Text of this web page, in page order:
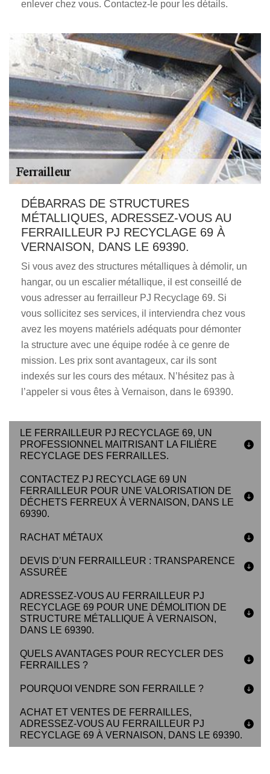
enlever chez vous. Contactez-le pour les détails.
DÉBARRAS DE STRUCTURES
MÉTALLIQUES, ADRESSEZ-VOUS AU
FERRAILLEUR PJ RECYCLAGE 69 À
VERNAISON, DANS LE 69390.
Si vous avez des structures métalliques à démolir, un
hangar, ou un escalier métallique, il est conseillé de
vous adresser au ferrailleur PJ Recyclage 69. Si
vous sollicitez ses services, il interviendra chez vous
avez les moyens matériels adéquats pour démonter
la structure avec une équipe rodée à ce genre de
mission. Les prix sont avantageux, car ils sont
indexés sur les cours des métaux. N’hésitez pas à
l’appeler si vous êtes à Vernaison, dans le 69390.
LE FERRAILLEUR PJ RECYCLAGE 69, UN
PROFESSIONNEL MAITRISANT LA FILIÈRE
RECYCLAGE DES FERRAILLES.
CONTACTEZ PJ RECYCLAGE 69 UN
FERRAILLEUR POUR UNE VALORISATION DE
DÉCHETS FERREUX À VERNAISON, DANS LE
69390.
RACHAT MÉTAUX
DEVIS D’UN FERRAILLEUR : TRANSPARENCE
ASSURÉE
ADRESSEZ-VOUS AU FERRAILLEUR PJ
RECYCLAGE 69 POUR UNE DÉMOLITION DE
STRUCTURE MÉTALLIQUE À VERNAISON,
DANS LE 69390.
QUELS AVANTAGES POUR RECYCLER DES
FERRAILLES ?
POURQUOI VENDRE SON FERRAILLE ?
ACHAT ET VENTES DE FERRAILLES,
ADRESSEZ-VOUS AU FERRAILLEUR PJ
RECYCLAGE 69 À VERNAISON, DANS LE 69390.